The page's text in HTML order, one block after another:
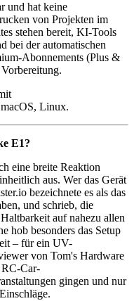
und hat keine
von Projekten im
stehen bereit, KI-Tools
bei der automatischen
Abonnements (Plus &
Linux.
E1?
eine breite Reaktion
aus. Wer das Gerät
bezeichnete es als das
und schrieb, die
auf nahezu allen
hob besonders das Setup
– für ein UV-
von Tom's Hardware
Car-
gingen und nur